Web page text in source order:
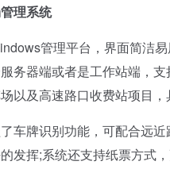
理系统
管理平台，界面简洁易
务器端或者是工作站端，
以及高速路口收费站项目，
牌识别功能，可配合远近
发挥;系统还支持纸票方式